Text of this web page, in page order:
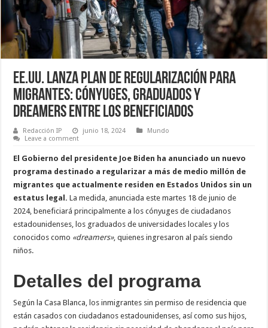
EE.UU. lanza plan de regularización para
migrantes: cónyuges, graduados y
dreamers entre los beneficiados
Redacción IP junio 18, 2024
Mundo
Leave a comment
El Gobierno del presidente Joe Biden ha anunciado un nuevo
programa destinado a regularizar a más de medio millón de
migrantes que actualmente residen en Estados Unidos sin un
estatus legal.La medida, anunciada este martes 18 de junio de
2024, beneficiará principalmente a los cónyuges de ciudadanos
estadounidenses, los graduados de universidades locales y los
conocidos como «dreamers», quienes ingresaron al país siendo
niños.
Detalles del programa
Según la Casa Blanca, los inmigrantes sin permiso de residencia que
están casados con ciudadanos estadounidenses, así como sus hijos,